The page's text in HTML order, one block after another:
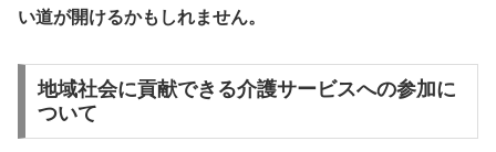
い道が開けるかもしれません。
地域社会に貢献できる介護サービスへの参加に
ついて